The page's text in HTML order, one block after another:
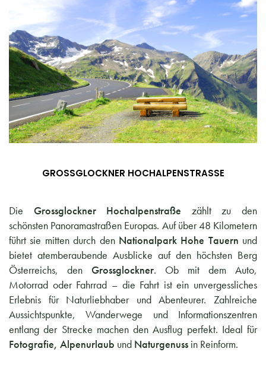
GROSSGLOCKNER HOCHALPENSTRASSE
Die Grossglockner Hochalpenstraße zählt zu den
schönsten Panoramastraßen Europas. Auf über 48 Kilometern
führt sie mitten durch den Nationalpark Hohe Tauern und
bietet atemberaubende Ausblicke auf den höchsten Berg
Österreichs, den Grossglockner. Ob mit dem Auto,
Motorrad oder Fahrrad – die Fahrt ist ein unvergessliches
Erlebnis für Naturliebhaber und Abenteurer. Zahlreiche
Aussichtspunkte, Wanderwege und Informationszentren
entlang der Strecke machen den Ausflug perfekt. Ideal für
Fotografie, Alpenurlaub und Naturgenuss in Reinform.